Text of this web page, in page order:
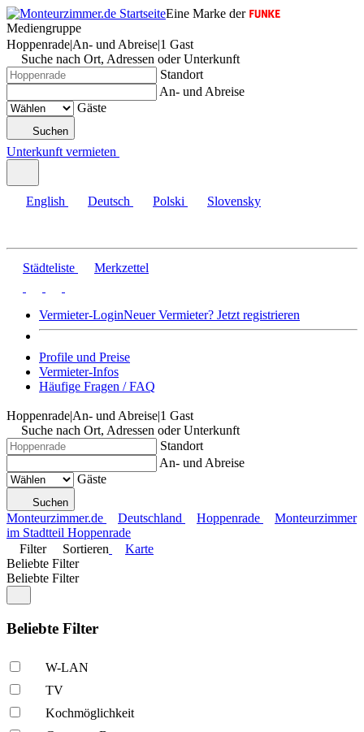
Eine Marke der
Mediengruppe
Hoppenrade|An- und Abreise|1 Gast
Suche nach Ort, Adressen oder Unterkunft
Standort
An- und Abreise
Gäste
Suchen
Unterkunft vermieten
English Deutsch Polski Slovensky
Städteliste Merkzettel
Vermieter-LoginNeuer Vermieter? Jetzt registrieren
Profile und Preise
Vermieter-Infos
Häufige Fragen / FAQ
Hoppenrade|An- und Abreise|1 Gast
Suche nach Ort, Adressen oder Unterkunft
Standort
An- und Abreise
Gäste
Suchen
Monteurzimmer.de Deutschland Hoppenrade
Monteurzimmer
im Stadtteil Hoppenrade
Filter
Sortieren
Karte
Beliebte Filter
Beliebte Filter
Beliebte Filter
W-LAN
TV
Kochmöglich­keit